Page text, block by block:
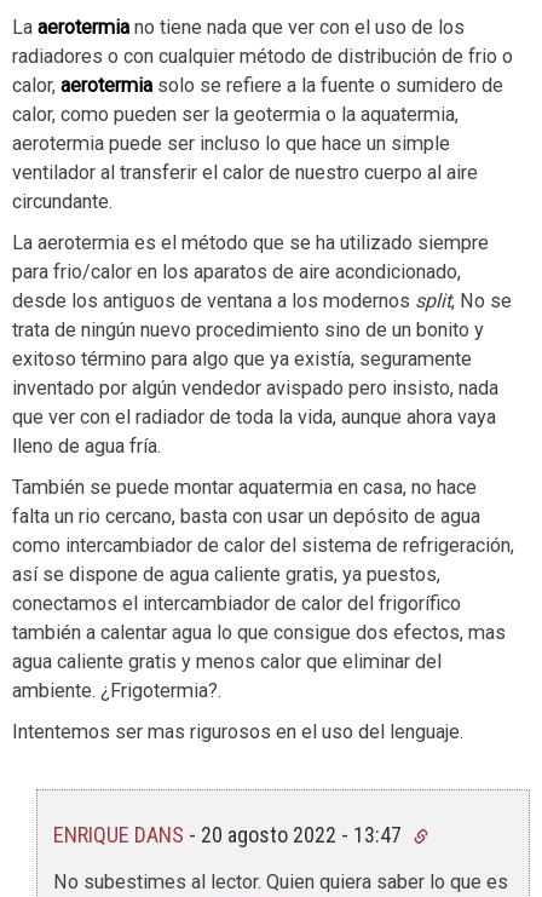
La aerotermia no tiene nada que ver con el uso de los
radiadores o con cualquier método de distribución de frio o
calor, aerotermia solo se refiere a la fuente o sumidero de
calor, como pueden ser la geotermia o la aquatermia,
aerotermia puede ser incluso lo que hace un simple
ventilador al transferir el calor de nuestro cuerpo al aire
circundante.
La aerotermia es el método que se ha utilizado siempre
para frio/calor en los aparatos de aire acondicionado,
desde los antiguos de ventana a los modernos split, No se
trata de ningún nuevo procedimiento sino de un bonito y
exitoso término para algo que ya existía, seguramente
inventado por algún vendedor avispado pero insisto, nada
que ver con el radiador de toda la vida, aunque ahora vaya
lleno de agua fría.
También se puede montar aquatermia en casa, no hace
falta un rio cercano, basta con usar un depósito de agua
como intercambiador de calor del sistema de refrigeración,
así se dispone de agua caliente gratis, ya puestos,
conectamos el intercambiador de calor del frigorífico
también a calentar agua lo que consigue dos efectos, mas
agua caliente gratis y menos calor que eliminar del
ambiente. ¿Frigotermia?.
Intentemos ser mas rigurosos en el uso del lenguaje.
ENRIQUE DANS - 20 agosto 2022 - 13:47
No subestimes al lector. Quien quiera saber lo que es